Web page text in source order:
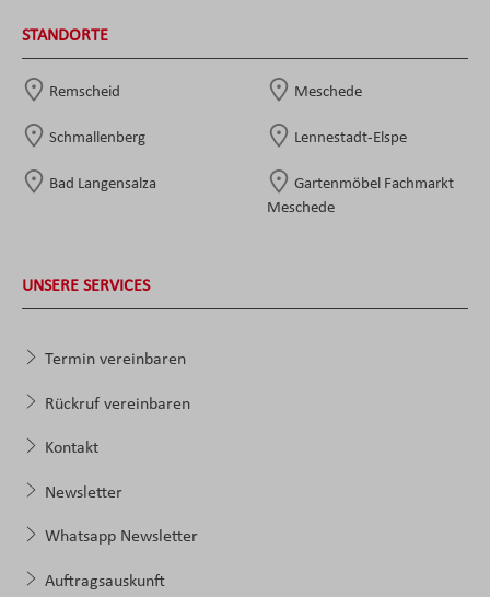
STANDORTE
Remscheid Meschede
Schmallenberg Lennestadt-Elspe
Bad Langensalza
Gartenmöbel Fachmarkt
Meschede
UNSERE SERVICES
Termin vereinbaren
Rückruf vereinbaren
Kontakt
Newsletter
Whatsapp Newsletter
Auftragsauskunft